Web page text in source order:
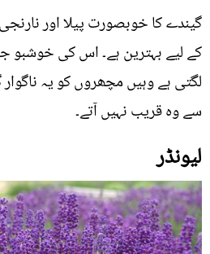
گیندے کا خوبصورت پیلا اور
کے لیے بہترین ہے۔ اس کی خوشبو
لگتی ہے وہیں مچھروں کو یہ
سے وہ قریب نہیں آتے۔
لیونڈر